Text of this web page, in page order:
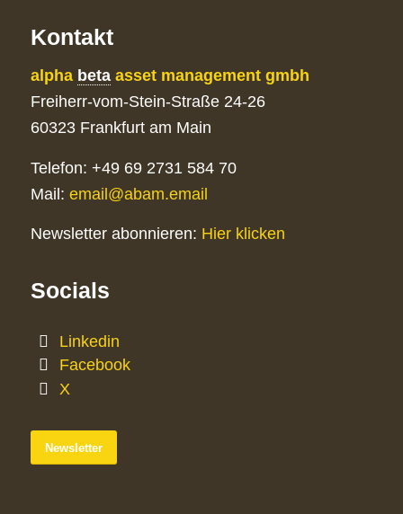
Kontakt
alpha betaasset management gmbh
Freiherr-vom-Stein-Straße 24-26
60323 Frankfurt am Main
Telefon: +49 69 2731 584 70
Mail: email@abam.email
Newsletter abonnieren: Hier klicken
Socials
Linkedin
Facebook
X
Newsletter